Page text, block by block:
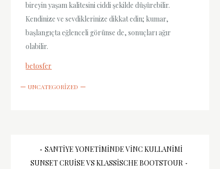
bireyin yaşam kalitesini ciddi şekilde düşürebilir.
Kendinize ve sevdiklerinize dikkat edin; kumar,
başlangıçta eğlenceli görünse de, sonuçları ağır
olabilir.
betosfer
UNCATEGORIZED
YazıSANTIYE YONETIMINDE VINC KULLANIMI
SUNSET CRUISE VS KLASSISCHE BOOTSTOUR